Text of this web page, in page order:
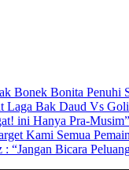
Bonek Bonita
Laga Bak Daud Vs
ini Hanya Pra-Musim”
Kami Semua
“Jangan Bicara